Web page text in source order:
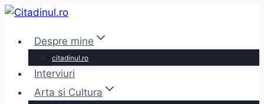
Skip
contentDespre mine
citadinul.ro
Interviuri
Arta si Cultura